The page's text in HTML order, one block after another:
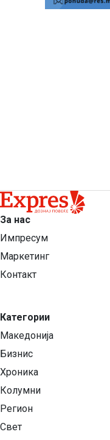
За нас
Импресум
Маркетинг
Контакт
Категории
Македонија
Бизнис
Хроника
Колумни
Регион
Свет